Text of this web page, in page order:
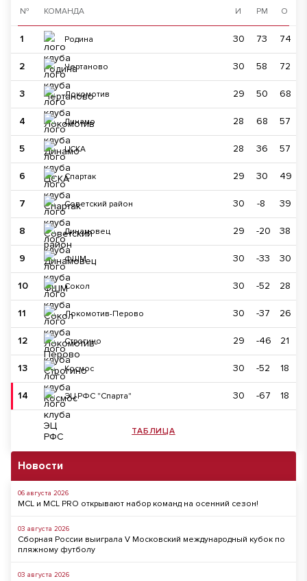
№ КОМАНДА И РМ О
1 Родина 30 73 74
2 Чертаново 30 58 72
3 Локомотив 29 50 68
4 Динамо 28 68 57
5 ЦСКА 28 36 57
6 Спартак 29 30 49
7 Советский район 30 -8 39
8 Динамовец 29 -20 38
9 ФШМ 30 -33 30
10 Сокол 30 -52 28
11 Локомотив-Перово 30 -37 26
12 Строгино 29 -46 21
13 Космос 30 -52 18
14 ЭЦ РФС "Спарта" 30 -67 18
ТАБЛИЦА
Новости
06 августа 2026
MCL и MCL PRO открывают набор команд на осенний сезон!
03 августа 2026
Сборная России выиграла V Московский международный кубок по
пляжному футболу
03 августа 2026